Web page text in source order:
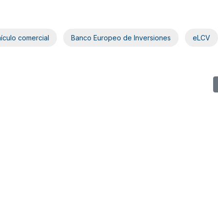
comercial Banco Europeo de Inversiones eLCV